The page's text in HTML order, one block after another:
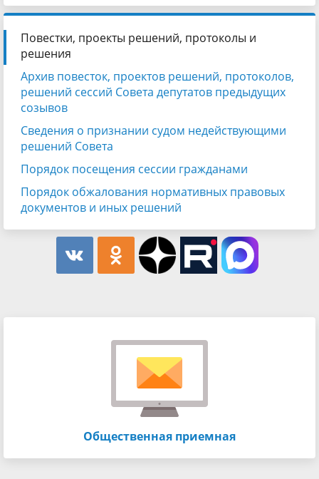
Повестки, проекты решений, протоколы и
решения
Архив повесток, проектов решений, протоколов,
решений сессий Совета депутатов предыдущих
созывов
Сведения о признании судом недействующими
решений Совета
Порядок посещения сессии гражданами
Порядок обжалования нормативных правовых
документов и иных решений
Общественная приемная